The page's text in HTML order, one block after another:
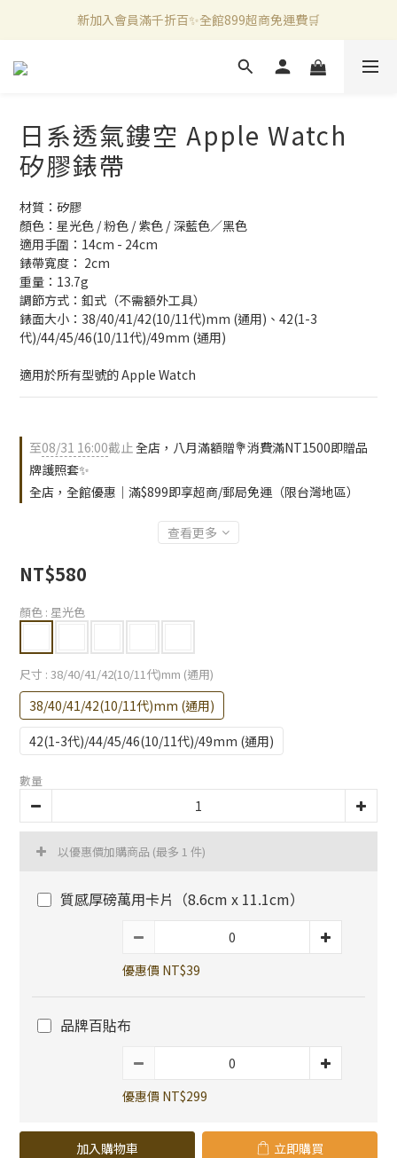
新加入會員滿千折百✨全館899超商免運費🛒
新加入會員滿千折百✨全館899超商免運費🛒
官方LINE好友募集中🤍加入領取50元購物金✨
日系透氣鏤空 Apple Watch
矽膠錶帶
材質：矽膠
顏色：星光色 / 粉色 / 紫色 / 深藍色／黑色
適用手圍：14cm - 24cm
錶帶寬度： 2cm
重量：13.7g
調節方式：釦式（不需額外工具）
錶面大小：38/40/41/42(10/11代)mm (通用)、42(1-3
代)/44/45/46(10/11代)/49mm (通用)
適用於所有型號的 Apple Watch
至08/31 16:00截止全店，八月滿額贈💐消費滿NT1500即贈品
牌護照套✨
全店，全館優惠｜滿$899即享超商/郵局免運（限台灣地區）
查看更多
NT$580
顏色 : 星光色
尺寸 : 38/40/41/42(10/11代)mm (通用)
38/40/41/42(10/11代)mm (通用)
42(1-3代)/44/45/46(10/11代)/49mm (通用)
數量
以優惠價加購商品 (最多 1 件)
質感厚磅萬用卡片（8.6cm x 11.1cm）
優惠價 NT$39
品牌百貼布
優惠價 NT$299
加入購物車 立即購買